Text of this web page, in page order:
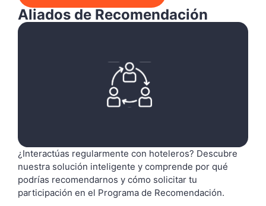
Aliados de Recomendación
¿Interactúas regularmente con hoteleros? Descubre
nuestra solución inteligente y comprende por qué
podrías recomendarnos y cómo solicitar tu
participación en el Programa de Recomendación.